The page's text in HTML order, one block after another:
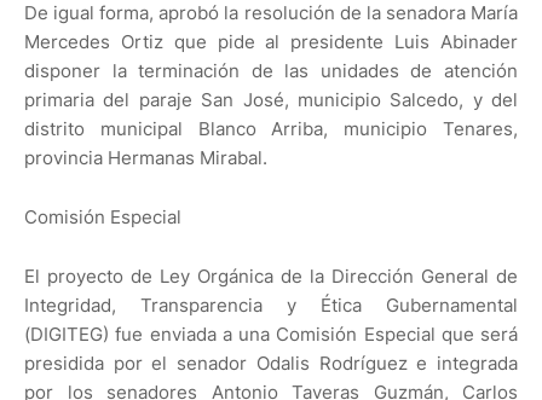
De igual forma, aprobó la resolución de la senadora María
Mercedes Ortiz que pide al presidente Luis Abinader
disponer la terminación de las unidades de atención
primaria del paraje San José, municipio Salcedo, y del
distrito municipal Blanco Arriba, municipio Tenares,
provincia Hermanas Mirabal.
Comisión Especial
El proyecto de Ley Orgánica de la Dirección General de
Integridad, Transparencia y Ética Gubernamental
(DIGITEG) fue enviada a una Comisión Especial que será
presidida por el senador Odalis Rodríguez e integrada
por los senadores Antonio Taveras Guzmán, Carlos